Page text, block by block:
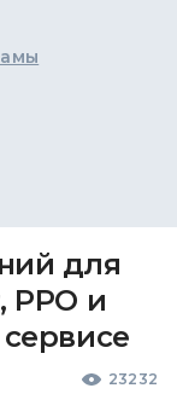
для
РРО и
23232